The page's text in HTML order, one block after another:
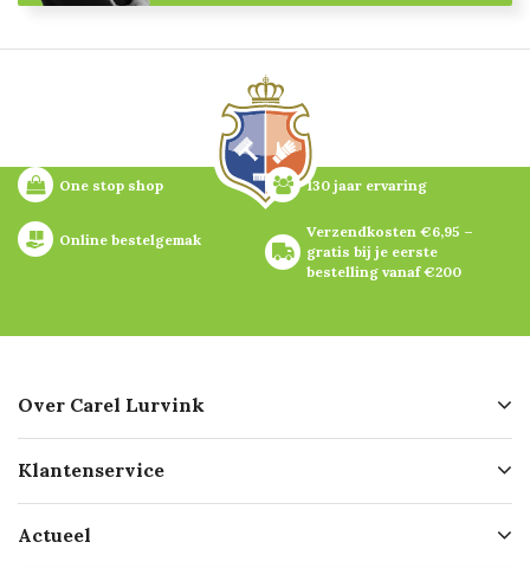
One stop shop 130 jaar ervaring
Online bestelgemak
Verzendkosten €6,95 –
gratis bij je eerste
bestelling vanaf €200
Over Carel Lurvink
Geschiedenis
Missie
Klantenservice
Bezorgen
Actueel